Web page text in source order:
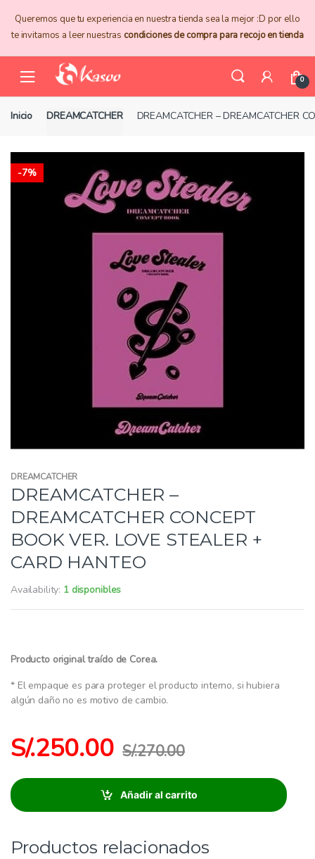
navigation
content
Queremos que tu experiencia en nuestra tienda sea la mejor :D por ello
te invitamos a leer nuestras condiciones de compra para recojo en tienda
0
Inicio DREAMCATCHER DREAMCATCHER – DREAMCATCHER
-7%
DREAMCATCHER
DREAMCATCHER –
DREAMCATCHER CONCEPT
BOOK VER. LOVE STEALER +
CARD HANTEO
Availability: 1 disponibles
Producto original traído de Corea.
* El empaque es para proteger el producto interno, si hubiera
algún daño no es motivo de cambio.
S/.250.00 S/.270.00
Añadir al carrito
Productos relacionados